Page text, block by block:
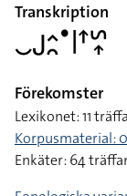
Transkription
􌤛􌤢􌤵􌥘􌤟􌥼􌦃􌥲􌥾
Förekomster
Lexikonet: 11
Korpusmaterial:
Enkäter: 64